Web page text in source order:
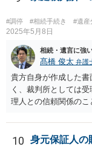
#調停 #相続手続き #遺産
2025年5月8日
相続・遺言に強
髙橋 俊太 弁護
貴方自身が作成した
く、裁判所としては
理人との信頼関係の
士が主張書面の提出
益がないと考えてい
めて、弁護士見解を
10 身元保証人の